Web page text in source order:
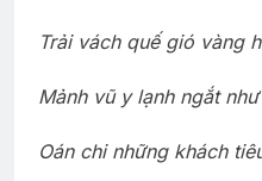
Trải vách quế gió vàng
Mảnh vũ y lạnh ngắt
Oán chi những khách